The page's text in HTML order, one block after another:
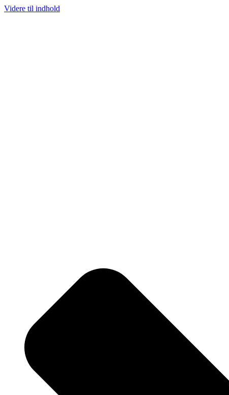
Videre til indhold